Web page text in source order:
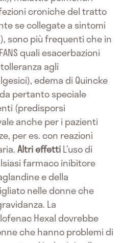
croniche del tratto
se collegate a sintomi
sono più frequenti che in
quali esacerbazioni
agli
edema di Quincke
pertanto speciale
(predisporsi
anche per i pazienti
per es. con reazioni
Altri effettiL’uso di
farmaco inibitore
e della
nelle donne che
La
Hexal dovrebbe
che hanno problemi di